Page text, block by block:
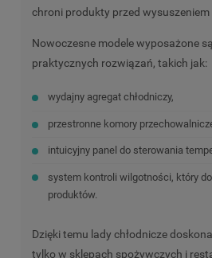
chroni produkty przed wysuszeniem
Nowoczesne modele wyposażone
praktycznych rozwiązań, takich jak:
wydajny agregat chłodniczy,
przestronne komory
intuicyjny panel do sterowania
system kontroli wilgotności, który
produktów.
Dzięki temu lady chłodnicze
tylko w sklepach spożywczych i